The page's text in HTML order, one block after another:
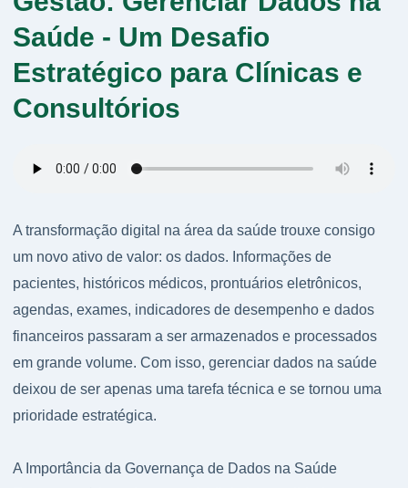
Saúde - Um Desafio
Estratégico para Clínicas e
Consultórios
A transformação digital na área da saúde trouxe consigo
um novo ativo de valor: os dados. Informações de
pacientes, históricos médicos, prontuários eletrônicos,
agendas, exames, indicadores de desempenho e dados
financeiros passaram a ser armazenados e processados
em grande volume. Com isso, gerenciar dados na saúde
deixou de ser apenas uma tarefa técnica e se tornou uma
prioridade estratégica.
A Importância da Governança de Dados na Saúde